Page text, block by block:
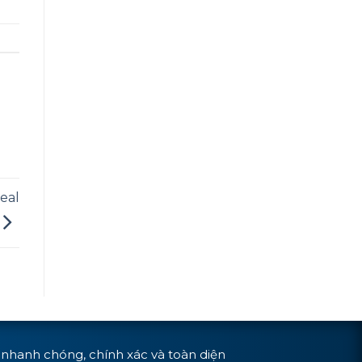
chóng, chính xác và toàn diện